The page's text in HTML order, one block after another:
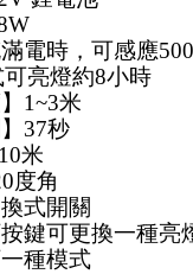
滿電時，可感應
亮燈約8小時
1~3米
37秒
米
度角
式開關
鍵可更換一種亮
種模式